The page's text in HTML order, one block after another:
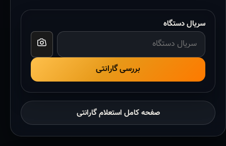
سریال دستگاه
بررسی گارانتی
صفحه کامل استعلام گارانتی